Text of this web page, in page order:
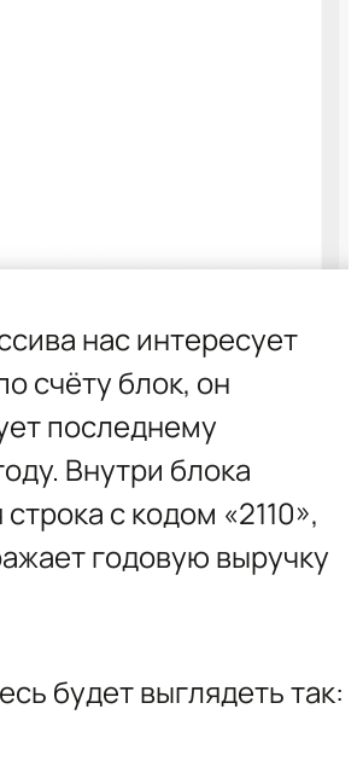
нас интересует
счёту блок, он
последнему
Внутри блока
с кодом «2110»,
годовую выручку
будет выглядеть так: